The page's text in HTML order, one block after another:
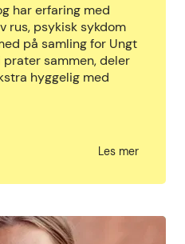
har erfaring med
rus, psykisk sykdom
på samling for Ungt
sammen, deler
hyggelig med
Les mer